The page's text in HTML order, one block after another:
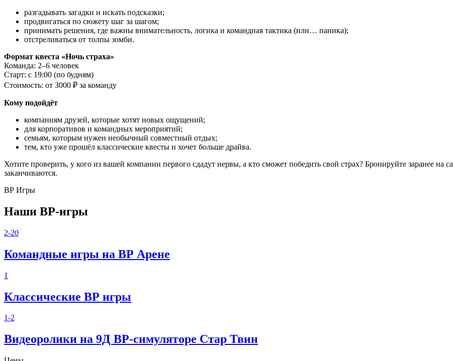
разгадывать загадки и искать подсказки;
продвигаться по сюжету шаг за шагом;
принимать решения, где важны внимательность, логика и командная тактика (или… паника);
отстреливаться от толпы зомби.
Формат квеста «Ночь страха»
Команда: 2–6 человек
Старт: с 19:00 (по будням)
Стоимость: от 3000 ₽ за команду
Кому подойдёт
компаниям друзей, которые хотят новых ощущений;
для корпоративов и командных мероприятий;
семьям, которым нужен необычный совместный отдых;
тем, кто уже прошёл классические квесты и хочет больше драйва.
Хотите проверить, у кого из вашей компании первого сдадут нервы, а кто сможет победить свой страх? Бронируйте заранее
заканчиваются.
ВР Игры
Наши ВР-игры
2-20
Командные игры на ВР Арене
1
Классические ВР игры
1-2
Видеоролики на 9Д ВР-симуляторе Стар Твин